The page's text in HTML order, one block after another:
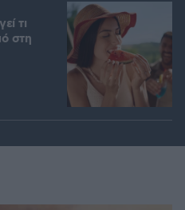
τι
στη